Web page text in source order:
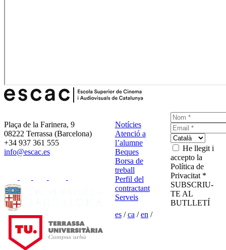
Plaça de la Farinera, 9
08222 Terrassa (Barcelona)
+34 937 361 555
info@escac.es
Notícies
Atenció a
l’alumne
Beques
Borsa de
treball
Perfil del
contractant
Serveis
es/ca /en /
He llegit i
accepto la
Política de
Privacitat *
SUBSCRIU-
TE AL
BUTLLETÍ